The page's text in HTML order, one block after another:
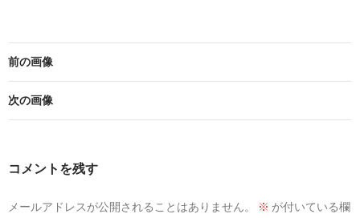
前の画像
次の画像
コメントを残す
メールアドレスが公開されることはありません。 ※ が付いている欄